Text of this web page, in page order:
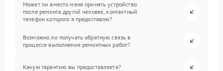
Может ли вместо меня принять устройство
после ремонта другой человек, контактный
телефон которого я предоставлю?
Возможно ли получать обратную связь в
процессе выполнения ремонтных работ?
Какую гарантию вы предоставляете?